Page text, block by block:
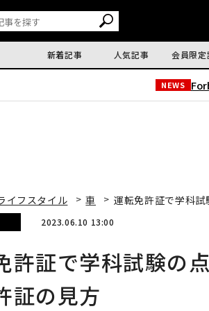
新着記事 人気記事 会員限定
NEWS
イフスタイル 車 運転免許証で学科
2023.06.10 13:00
許証で学科試験の
証の見方